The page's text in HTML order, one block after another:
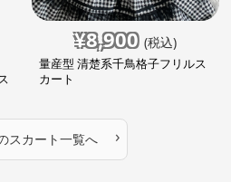
¥8,900 (税込)
量産型 清楚系千鳥格子フリルス
カート
スカート一覧へ ›